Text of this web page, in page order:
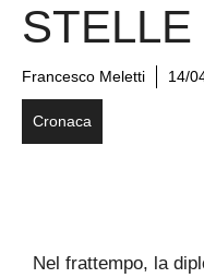
STELLE
Francesco Meletti 14/
Cronaca
Nel frattempo, la